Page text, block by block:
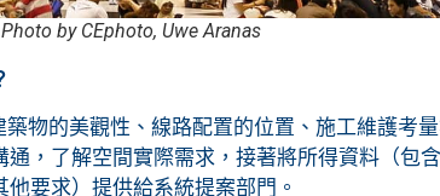
by CEphoto, Uwe Aranas
的美觀性、線路配置的位置、施工維護考量
，了解空間實際需求，接著將所得資料（包
要求）提供給系統提案部門。